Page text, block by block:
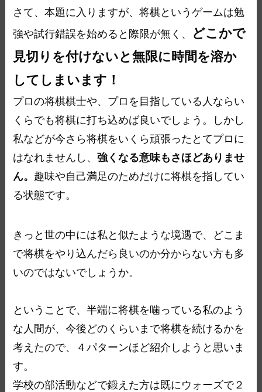
さて、本題に入りますが、将棋というゲームは勉
強や試行錯誤を始めると際限が無く、
どこかで
見切りを付けないと無限に時間を溶か
してしまいます！
プロの将棋棋士や、プロを目指している人ならい
くらでも将棋に打ち込めば良いでしょう。しかし
私などが今さら将棋をいくら頑張ったとてプロに
はなれませんし、強くなる意味もさほどありませ
ん。 趣味や自己満足のためだけに将棋を指してい
る状態です。
きっと世の中には私と似たような境遇で、どこま
で将棋をやり込んだら良いのか分からない方も多
いのではないでしょうか。
ということで、半端に将棋を噛っている私のよう
な人間が、今後どのくらいまで将棋を続けるかを
考えたので、４パターンほど紹介しようと思いま
す。
学校の部活動などで鍛えた方は既にウォーズで２